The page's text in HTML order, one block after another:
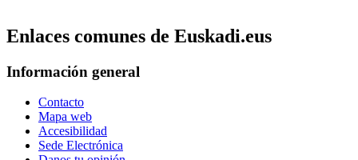
Enlaces comunes de Euskadi.eus
Información general
Contacto
Mapa web
Accesibilidad
Sede Electrónica